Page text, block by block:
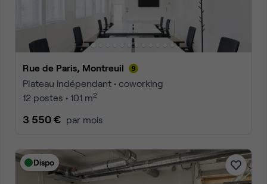
Rue de Paris, Montreuil
Plateau indépendant • coworking
12 postes • 101 m2
3 550 € par mois
Dispo